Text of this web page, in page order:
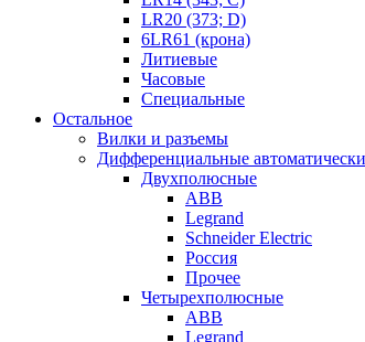
LR20 (373; D)
6LR61 (крона)
Литиевые
Часовые
Специальные
Остальное
Вилки и разъемы
Дифференциальные
Двухполюсные
ABB
Legrand
Schneider Electric
Россия
Прочее
Четырехполюсные
ABB
Legrand